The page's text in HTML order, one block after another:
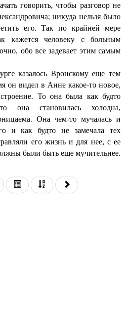
говорить, чтобы разговор не
никуда нельзя было
его. Так по крайней мере
кажется человеку с больным
обо все задевает этим самым
казалось Вронскому еще тем
он видел в Анне какое-то новое,
То она была как будто
она становилась холодна,
Она чем-то мучалась и
и как будто не замечала тех
его жизнь и для нее, с ее
были быть еще мучительнее.